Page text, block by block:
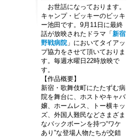
お世話になっております。
キャンプ・ビッキーのビッキ
ー池田です。9月11日に最終
話が放映されたドラマ「新宿
野戦病院 」においてタイアッ
プ協力をさせて頂いておりま
す。毎週水曜日22時放映で
す。
【作品概要】
新宿・歌舞伎町にたたずむ病
院を舞台に、ホストやキャバ
嬢、ホームレス、トー横キッ
ズ、外国人難民などさまざま
なバックボーンを持つ“ワケ
あり”な登場人物たちが交錯